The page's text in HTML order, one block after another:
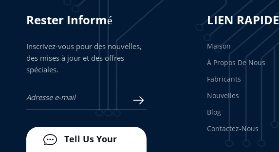
Rester Informé
Inscrivez-vous pour des nouvelles,
des mises à jour et des offres
spéciales.
Tell Us Your
LIEN RAPIDE
Maison
À Propos De Nous
Fabricants
Nouvelles
Blog
Contactez-Nous